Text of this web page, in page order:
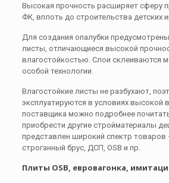
Высокая прочность расширяет сферу
ФК, вплоть до строительства детских
Для создания опалубки
листы, отличающиеся высокой
влагостойкостью. Слои склеиваются
особой технологии.
Влагостойкие листы не разбухают,
эксплуатируются в условиях высокой
поставщика можно подробнее
приобрести другие стройматериалы
представлен широкий спектр товаров
строганный брус, ДСП, OSB и пр.
Плиты OSB, евровагонка,